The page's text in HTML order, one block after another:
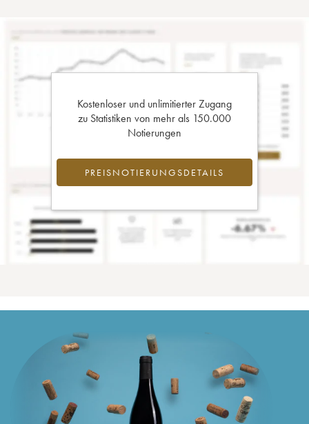
Kostenloser und unlimitierter Zugang
zu Statistiken von mehr als 150.000
Notierungen
PREISNOTIERUNGSDETAILS